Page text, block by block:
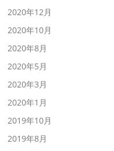
2020年12月
2020年10月
2020年8月
2020年5月
2020年3月
2020年1月
2019年10月
2019年8月